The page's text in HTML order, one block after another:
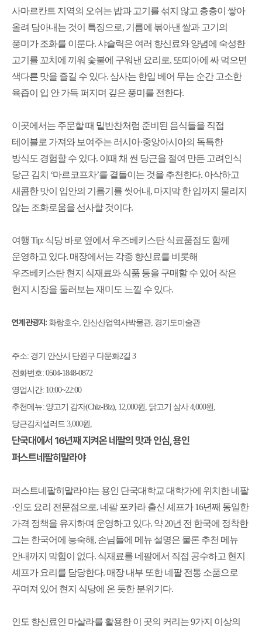
사마르칸트 지역의 오쉬는 밥과 고기를 섞지 않고 층층이 쌓아
올려 담아내는 것이 특징으로, 기름에 볶아낸 쌀과 고기의
풍미가 조화를 이룬다.샤슬릭은 여러 향신료와 양념에 숙성한
고기를 꼬치에 끼워 숯불에 구워낸 요리로, 또띠아에 싸 먹으면
색다른 맛을 즐길 수 있다. 삼사는 한입 베어 무는 순간 고소한
육즙이 입 안 가득 퍼지며 깊은 풍미를 전한다.
이곳에서는 주문할 때 밑반찬처럼 준비된 음식들을 직접
테이블로 가져와 보여주는 러시아·중앙아시아의 독특한
방식도 경험할 수 있다. 이때 채 썬 당근을 절여 만든 고려인식
당근 김치 ‘마르코프차’를 곁들이는 것을 추천한다. 아삭하고
새콤한 맛이 입안의 기름기를 씻어내, 마지막 한 입까지 물리지
않는 조화로움을 선사할 것이다.
여행 Tip: 식당 바로 옆에서 우즈베키스탄 식료품점도 함께
운영하고 있다. 매장에서는 각종 향신료를 비롯해
우즈베키스탄 현지 식재료와 식품 등을 구매할 수 있어 작은
현지 시장을 둘러보는 재미도 느낄 수 있다.
연계 관광지: 화랑호수, 안산산업역사박물관, 경기도미술관
주소: 경기 안산시 단원구 다문화2길 3
전화번호: 0504-1848-0872
영업시간: 10:00~22:00
추천메뉴: 양고기 감자(Chiz-Biz), 12,000원, 닭고기 삼사4,000원,
당근김치샐러드 3,000원,
단국대에서 16년째 지켜온 네팔의 맛과 인심,용인
퍼스트네팔히말라야
퍼스트네팔히말라야는 용인 단국대학교 대학가에 위치한 네팔
·인도 요리 전문점으로, 네팔 포카라 출신 셰프가16년째 동일한
가격 정책을 유지하며 운영하고 있다. 약20년 전 한국에 정착한
그는 한국어에 능숙해, 손님들에 메뉴 설명은 물론 추천 메뉴
안내까지 막힘이 없다. 식재료를 네팔에서 직접 공수하고 현지
셰프가 요리를 담당한다. 매장 내부 또한 네팔 전통 소품으로
꾸며져 있어 현지 식당에 온 듯한 분위기다.
인도 향신료인 마살라를 활용한 이 곳의 커리는9가지 이상의